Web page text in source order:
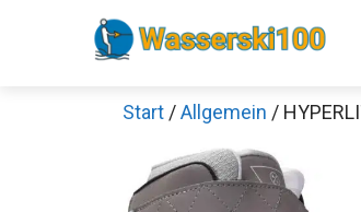
Start /Allgemein /